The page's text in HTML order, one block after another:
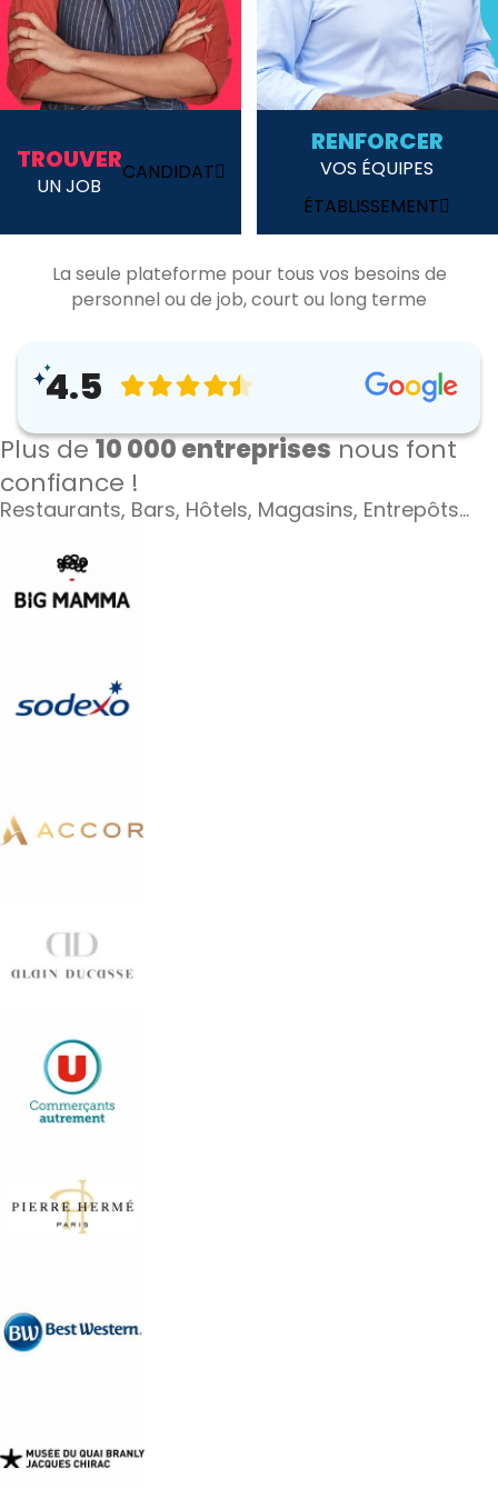
TROUVER
UN JOB
CANDIDAT
RENFORCER
VOS ÉQUIPES
ÉTABLISSEMENT
La seule plateforme pour tous vos besoins de
personnel ou de job, court ou long terme
4.5
Plus de10 000 entreprisesnous font
confiance !
Restaurants, Bars, Hôtels, Magasins, Entrepôts…